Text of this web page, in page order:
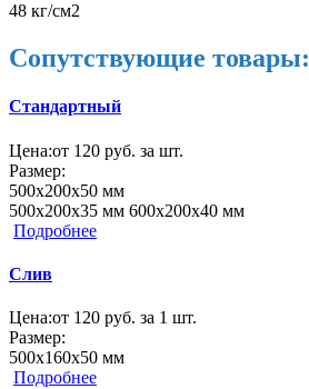
48 кг/см2
Сопутствующие товары:
Стандартный
Цена:от 120 руб. за шт.
Размер:
500х200х50 мм
500х200х35 мм 600х200х40 мм
Подробнее
Слив
Цена:от 120 руб. за 1 шт.
Размер:
500х160х50 мм
Подробнее